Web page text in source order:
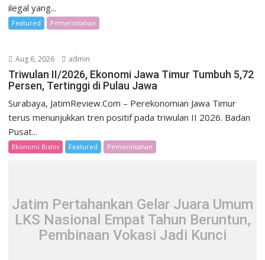
ilegal yang...
Featured Pemerintahan
Aug 6, 2026 admin
Triwulan II/2026, Ekonomi Jawa Timur Tumbuh 5,72
Persen, Tertinggi di Pulau Jawa
Surabaya, JatimReview.Com – Perekonomian Jawa Timur
terus menunjukkan tren positif pada triwulan II 2026. Badan
Pusat...
Ekonomi Bisnis Featured Pemerintahan
Jatim Pertahankan Gelar Juara Umum
LKS Nasional Empat Tahun Beruntun,
Pembinaan Vokasi Jadi Kunci